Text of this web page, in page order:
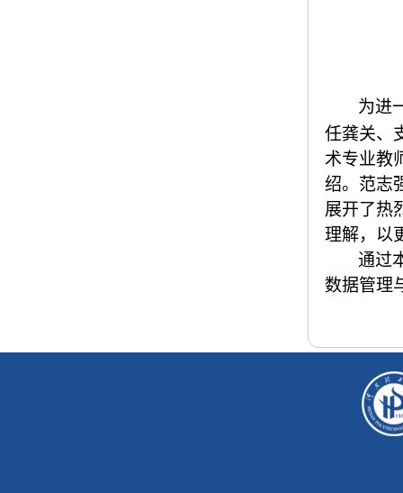
为进
任龚关、
术专业教
绍。范志
展开了热
理解，以
通过
数据管理